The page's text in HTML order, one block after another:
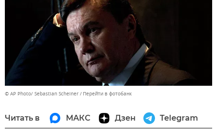
© AP Photo/ Sebastian Scheiner Перейти в фотобанк
Читать в МАКС Дзен Telegram